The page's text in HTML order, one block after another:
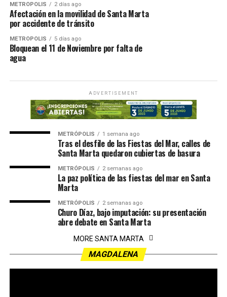
METRÓPOLIS 2 días ago
Afectación en la movilidad de Santa Marta
por accidente de tránsito
METRÓPOLIS 5 días ago
Bloquean el 11 de Noviembre por falta de
agua
ADVERTISEMENT
METRÓPOLIS 1 semana ago
Tras el desfile de las Fiestas del Mar, calles de
Santa Marta quedaron cubiertas de basura
METRÓPOLIS 2 semanas ago
La paz política de las fiestas del mar en Santa
Marta
METRÓPOLIS 2 semanas ago
Churo Díaz, bajo imputación: su presentación
abre debate en Santa Marta
MORE SANTA MARTA
MAGDALENA